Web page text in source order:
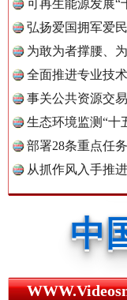
可再生能源发展“
弘扬爱国拥军爱
为敢为者撑腰、
全面推进专业技
事关公共资源交
生态环境监测“十
部署28条重点任
从抓作风入手推
中
中
中
中
三年瞒报超千万